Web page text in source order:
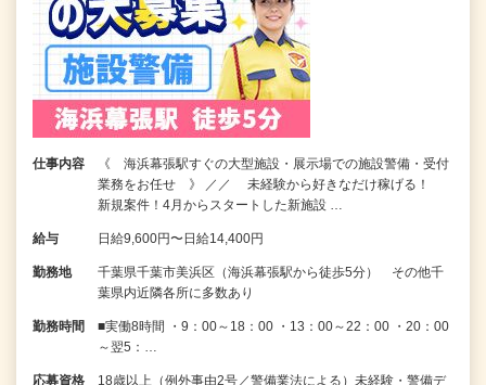
仕事内容
《 海浜幕張駅すぐの大型施設・展示場での施設警備・受付
業務をお任せ 》 ／／ 未経験から好きなだけ稼げる！
新規案件！4月からスタートした新施設 …
給与 日給9,600円〜日給14,400円
勤務地
千葉県千葉市美浜区（海浜幕張駅から徒歩5分） その他千
葉県内近隣各所に多数あり
勤務時間
■実働8時間 ・9：00～18：00 ・13：00～22：00 ・20：00
～翌5：…
応募資格
18歳以上（例外事由2号／警備業法による）未経験・警備デ